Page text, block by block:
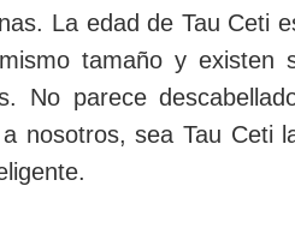
La edad de Tau Ceti
tamaño y existen
No parece
nosotros, sea Tau Ceti